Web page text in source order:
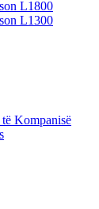
L1800
L1300
Kompanisë